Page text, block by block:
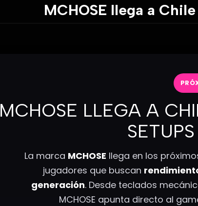
MCHOSE llega a
MCHOSE LLEGA A
La marca MCHOSE llega en los
jugadores que buscan
generación. Desde teclados
MCHOSE apunta directo al